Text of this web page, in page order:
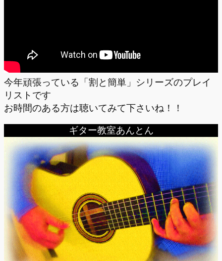
今年頑張っている「割と簡単」シリーズのプレイ
リストです
お時間のある方は聴いてみて下さいね！！
ギター教室あんとん